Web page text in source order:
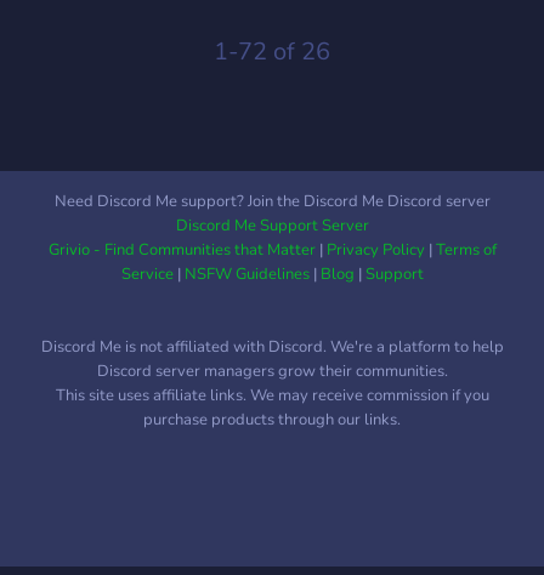
Aesthetic: Un servidor organizado, limpio y con temática de
¡Recompensas especiales para quienes nos ayudan a crecer!
🍃🌿 ¡Únete hoy y forma parte de nuestra historia! Estamos
ansiosos por conocerte y que compartas tus momentos con
1-72 of 26
Need Discord Me support? Join the Discord Me Discord server
Discord Me Support Server
Grivio - Find Communities that Matter| Privacy Policy|Terms of
Service| NSFW Guidelines| Blog |Support
Discord Me is not affiliated with Discord. We're a platform to help
Discord server managers grow their communities.
This site uses affiliate links. We may receive commission if you
purchase products through our links.